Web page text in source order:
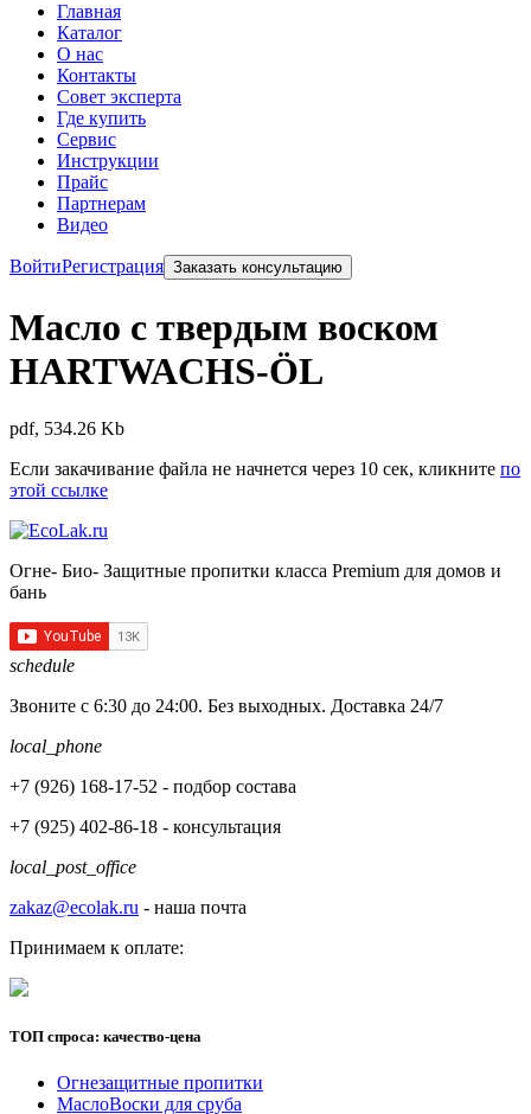
Главная
Каталог
О нас
Контакты
Совет эксперта
Где купить
Сервис
Инструкции
Прайс
Партнерам
Видео
ВойтиРегистрация Заказать консультацию
Масло с твердым воском
HARTWACHS-ÖL
pdf, 534.26 Kb
Если закачивание файла не начнется через 10 сек, кликните по
этой ссылке
Огне- Био- Защитные пропитки класса Premium для домов и
бань
schedule
Звоните с 6:30 до 24:00. Без выходных. Доставка 24/7
local_phone
+7 (926) 168-17-52 - подбор состава
+7 (925) 402-86-18 - консультация
local_post_office
zakaz@ecolak.ru - наша почта
Принимаем к оплате:
ТОП спроса: качество-цена
Огнезащитные пропитки
МаслоВоски для сруба